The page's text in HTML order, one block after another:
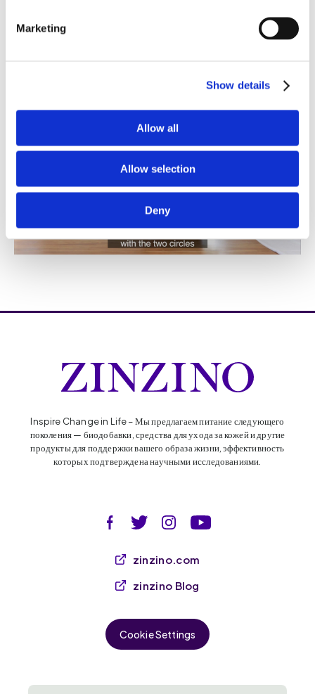
Marketing
Show details
Allow all
Allow selection
Deny
Inspire Change in Life – Мы предлагаем питание следующего
поколения — биодобавки, средства для ухода за кожей и другие
продукты для поддержки вашего образа жизни, эффективность
которых подтверждена научными исследованиями.
zinzino.com
zinzino Blog
Cookie Settings